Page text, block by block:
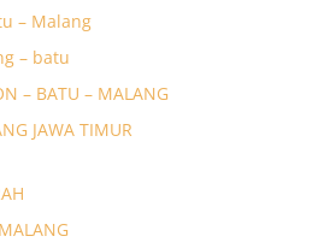
– Malang
– batu
– BATU – MALANG
JAWA TIMUR